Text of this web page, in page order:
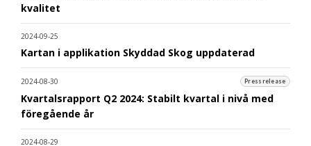
kvalitet
2024-09-25
Kartan i applikation Skyddad Skog uppdaterad
2024-08-30 Pressrelease
Kvartalsrapport Q2 2024: Stabilt kvartal i nivå med
föregående år
2024-08-29